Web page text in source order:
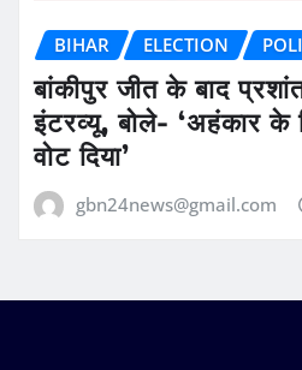
BIHAR ELECTION
बांकीपुर जीत के बाद
इंटरव्यू, बोले- ‘अहंकार
वोट दिया’
gbn24news@gmail.com